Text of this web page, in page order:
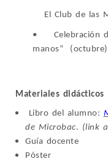
El Club de las
•
Celebración
manos” (octubre)
Materiales didácticos
Libro del alumno:
de Microbac. (link
Guía docente
Póster